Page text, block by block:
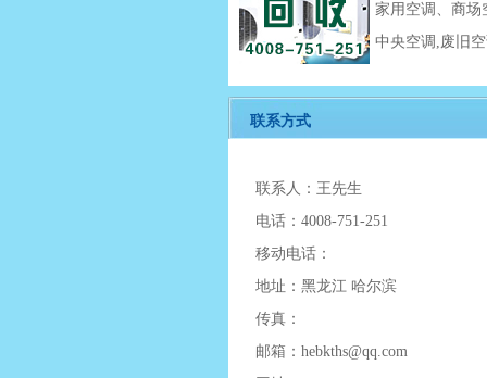
家用空调、商场
中央空调,废旧
联系方式
联系人：王先生
电话：4008-751-251
移动电话：
地址：黑龙江 哈尔滨
传真：
邮箱：hebkths@qq.com